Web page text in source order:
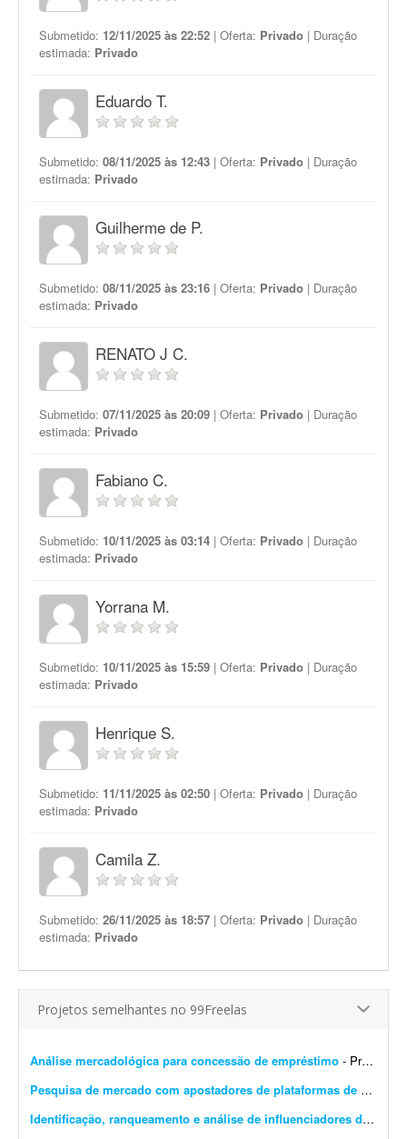
Submetido: 12/11/2025 às 22:52 | Oferta: Privado | Duração
estimada: Privado
Eduardo T.
Submetido: 08/11/2025 às 12:43 | Oferta: Privado | Duração
estimada: Privado
Guilherme de P.
Submetido: 08/11/2025 às 23:16 | Oferta: Privado | Duração
estimada: Privado
RENATO J C.
Submetido: 07/11/2025 às 20:09 | Oferta: Privado | Duração
estimada: Privado
Fabiano C.
Submetido: 10/11/2025 às 03:14 | Oferta: Privado | Duração
estimada: Privado
Yorrana M.
Submetido: 10/11/2025 às 15:59 | Oferta: Privado | Duração
estimada: Privado
Henrique S.
Submetido: 11/11/2025 às 02:50 | Oferta: Privado | Duração
estimada: Privado
Camila Z.
Submetido: 26/11/2025 às 18:57 | Oferta: Privado | Duração
estimada: Privado
Projetos semelhantes no 99Freelas
Análise mercadológica para concessão de empréstimo - Preciso de uma análise mercadológica para fins de concessão de empréstimo. O trabalho é URGENTE. Requisito: profissional cadastrado no Corecon.
Pesquisa de mercado com apostadores de plataformas de cassino
Identificação, ranqueamento e análise de influenciadores de cosplay